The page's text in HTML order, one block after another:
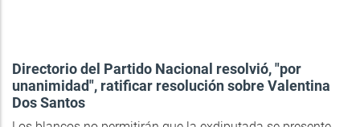
Directorio del Partido Nacional resolvió, "por
unanimidad", ratificar resolución sobre Valentina
Dos Santos